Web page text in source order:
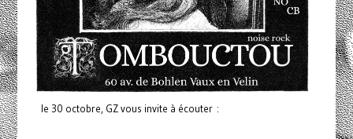
le 30 octobre, GZ vous invite à écouter :